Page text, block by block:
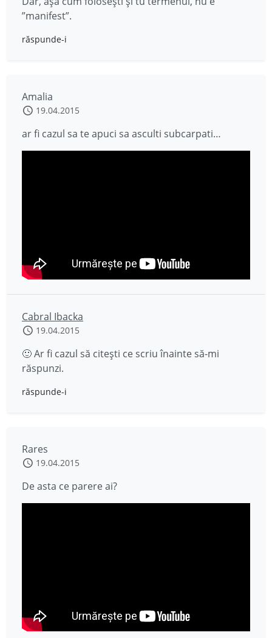
”manifest”.
răspunde-i
Amalia
19.04.2015
ar fi cazul sa te apuci sa asculti subcarpati…
Cabral Ibacka
19.04.2015
🙂 Ar fi cazul să citești ce scriu înainte să-mi
răspunzi.
răspunde-i
Rares
19.04.2015
De asta ce parere ai?